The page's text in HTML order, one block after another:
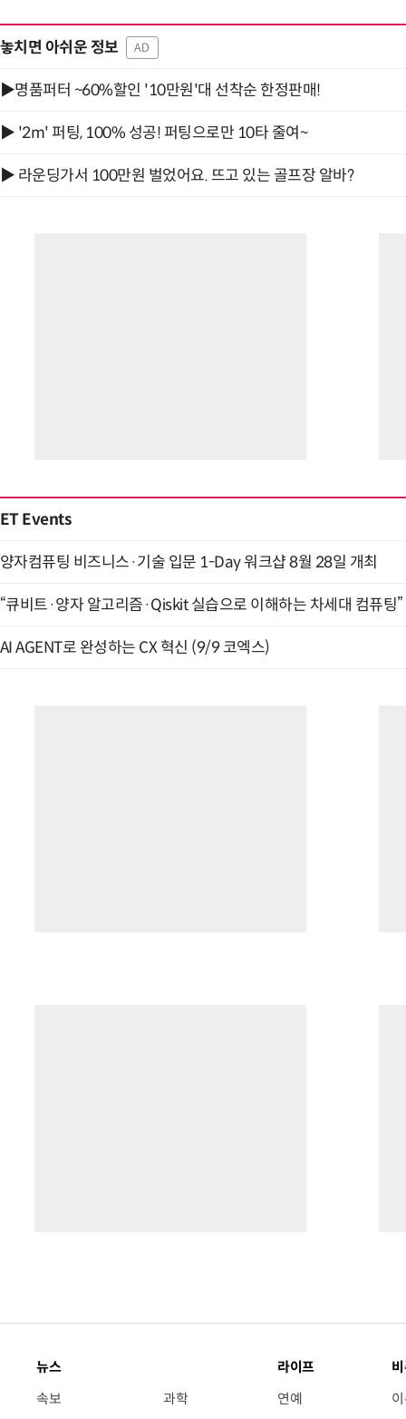
놓치면 아쉬운 정보 AD
▶명품퍼터 ~60%할인 '10만원'대 선착순 한정판매!
▶ '2m' 퍼팅, 100% 성공! 퍼팅으로만 10타 줄여~
▶ 라운딩가서 100만원 벌었어요. 뜨고 있는 골프장 알바?
ET Events
양자컴퓨팅 비즈니스·기술 입문 1-Day 워크샵 8월 28일 개최
“큐비트·양자 알고리즘·Qiskit 실습으로 이해하는 차세대 컴퓨팅
AI AGENT로 완성하는 CX 혁신 (9/9 코엑스)
뉴스
속보
과학
라이프
연예